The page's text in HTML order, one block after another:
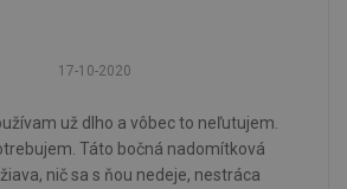
17-10-2020
už dlho a vôbec to neľutujem.
Táto bočná nadomítková
nič sa s ňou nedeje, nestráca